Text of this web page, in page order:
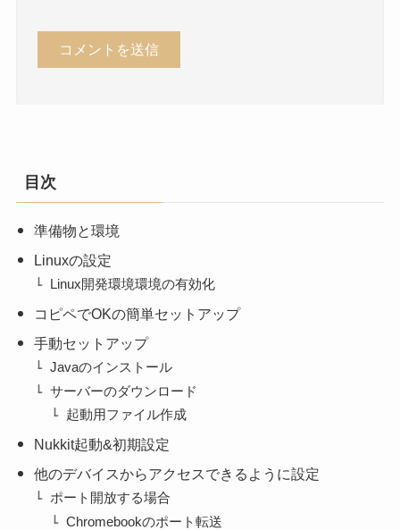
目次
準備物と環境
Linuxの設定
Linux開発環境環境の有効化
コピペでOKの簡単セットアップ
手動セットアップ
Javaのインストール
サーバーのダウンロード
起動用ファイル作成
Nukkit起動&初期設定
他のデバイスからアクセスできるように設定
ポート開放する場合
Chromebookのポート転送